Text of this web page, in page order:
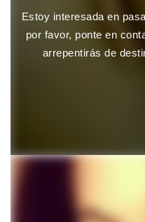
Estoy interesada en
por favor, ponte en
arrepentirás de